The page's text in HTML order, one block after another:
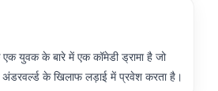
एक युवक के बारे में एक कॉमेडी ड्रामा है जो
अंडरवर्ल्ड के खिलाफ लड़ाई में प्रवेश करता है।